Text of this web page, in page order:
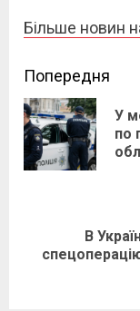
Більше новин
Continue
Reading
Попередня
У
по
Next
В